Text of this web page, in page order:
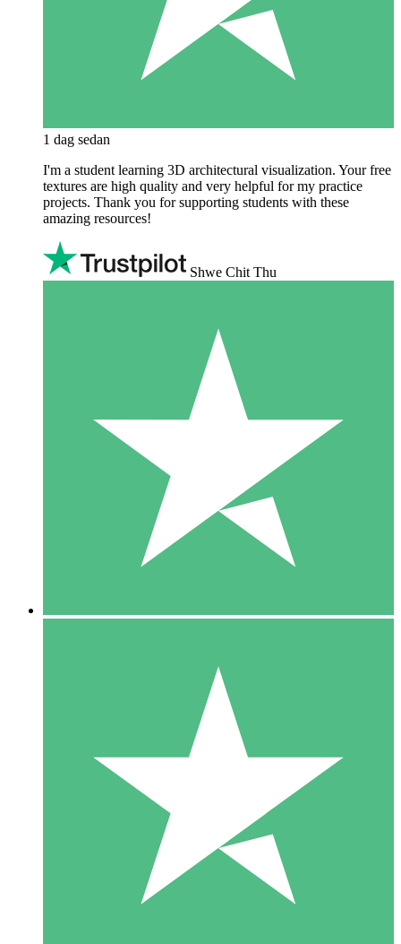
1 dag sedan
I'm a student learning 3D architectural visualization. Your free
textures are high quality and very helpful for my practice
projects. Thank you for supporting students with these
amazing resources!
Shwe Chit Thu